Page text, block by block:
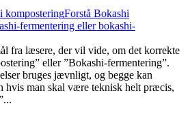
komposteringForstå Bokashi
fermentering eller bokashi-
fra læsere, der vil vide, om det korrekte
eller ”Bokashi-fermentering”.
bruges jævnligt, og begge kan
hvis man skal være teknisk helt præcis,